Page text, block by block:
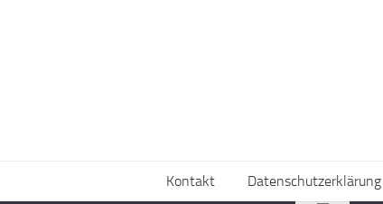
Kontakt Datenschutzerklärung